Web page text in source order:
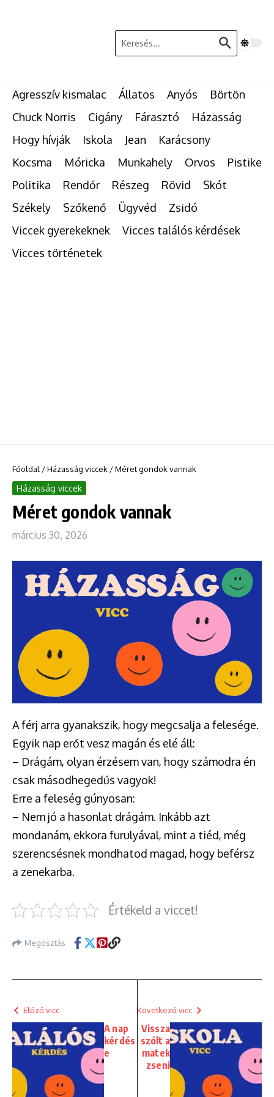
Keresés:
Agresszív kismalac Állatos Anyós
Börtön
Chuck Norris
Cigány Fárasztó
Házasság
Hogy hívják
Iskola Jean
Karácsony
Kocsma
Móricka Munkahely Orvos
Pistike
Politika
Rendőr Részeg Rövid
Skót
Székely
Szőkenő Ügyvéd
Zsidó
Viccek gyerekeknek
Vicces találós kérdések
Vicces történetek
Főoldal /Házasság viccek /Méret gondok vannak
Házasság viccek
Méret gondok vannak
március 30, 2026
A férj arra gyanakszik, hogy megcsalja a felesége.
Egyik nap erőt vesz magán és elé áll:
– Drágám, olyan érzésem van, hogy számodra én
csak másodhegedűs vagyok!
Erre a feleség gúnyosan:
– Nem jó a hasonlat drágám. Inkább azt
mondanám, ekkora furulyával, mint a tiéd, még
szerencsésnek mondhatod magad, hogy beférsz
a zenekarba.
Értékeld a viccet!
Megosztás
Előző vicc
A nap
kérdés
e
Következő vicc
Vissza
szólt a
matek
zseni